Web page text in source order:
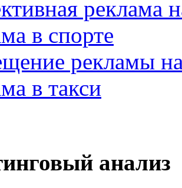
реклама
в спорте
рекламы
в такси
анализ